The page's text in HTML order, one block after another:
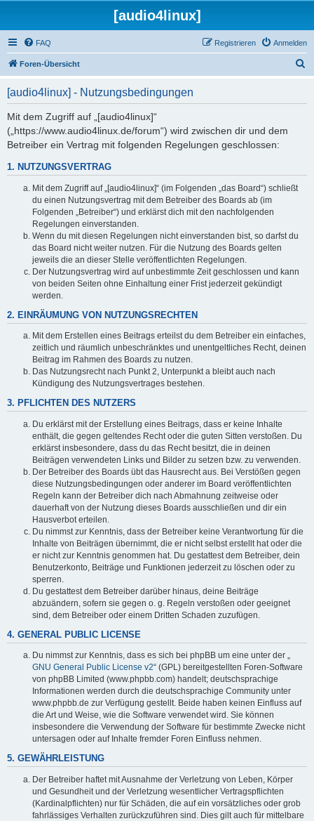
[audio4linux]
FAQ Anmelden
Registrieren
Foren-Übersicht
[audio4linux] - Nutzungsbedingungen
Mit dem Zugriff auf „[audio4linux]“
(„https://www.audio4linux.de/forum“) wird zwischen dir und dem
Betreiber ein Vertrag mit folgenden Regelungen geschlossen:
1. NUTZUNGSVERTRAG
Mit dem Zugriff auf „[audio4linux]“ (im Folgenden „das Board“) schließt
du einen Nutzungsvertrag mit dem Betreiber des Boards ab (im
Folgenden „Betreiber“) und erklärst dich mit den nachfolgenden
Regelungen einverstanden.
Wenn du mit diesen Regelungen nicht einverstanden bist, so darfst du
das Board nicht weiter nutzen. Für die Nutzung des Boards gelten
jeweils die an dieser Stelle veröffentlichten Regelungen.
Der Nutzungsvertrag wird auf unbestimmte Zeit geschlossen und kann
von beiden Seiten ohne Einhaltung einer Frist jederzeit gekündigt
werden.
2. EINRÄUMUNG VON NUTZUNGSRECHTEN
Mit dem Erstellen eines Beitrags erteilst du dem Betreiber ein einfaches,
zeitlich und räumlich unbeschränktes und unentgeltliches Recht, deinen
Beitrag im Rahmen des Boards zu nutzen.
Das Nutzungsrecht nach Punkt 2, Unterpunkt a bleibt auch nach
Kündigung des Nutzungsvertrages bestehen.
3. PFLICHTEN DES NUTZERS
Du erklärst mit der Erstellung eines Beitrags, dass er keine Inhalte
enthält, die gegen geltendes Recht oder die guten Sitten verstoßen. Du
erklärst insbesondere, dass du das Recht besitzt, die in deinen
Beiträgen verwendeten Links und Bilder zu setzen bzw. zu verwenden.
Der Betreiber des Boards übt das Hausrecht aus. Bei Verstößen gegen
diese Nutzungsbedingungen oder anderer im Board veröffentlichten
Regeln kann der Betreiber dich nach Abmahnung zeitweise oder
dauerhaft von der Nutzung dieses Boards ausschließen und dir ein
Hausverbot erteilen.
Du nimmst zur Kenntnis, dass der Betreiber keine Verantwortung für die
Inhalte von Beiträgen übernimmt, die er nicht selbst erstellt hat oder die
er nicht zur Kenntnis genommen hat. Du gestattest dem Betreiber, dein
Benutzerkonto, Beiträge und Funktionen jederzeit zu löschen oder zu
sperren.
Du gestattest dem Betreiber darüber hinaus, deine Beiträge
abzuändern, sofern sie gegen o. g. Regeln verstoßen oder geeignet
sind, dem Betreiber oder einem Dritten Schaden zuzufügen.
4. GENERAL PUBLIC LICENSE
Du nimmst zur Kenntnis, dass es sich bei phpBB um eine unter der „
GNU General Public License v2“ (GPL) bereitgestellten Foren-Software
von phpBB Limited (www.phpbb.com) handelt; deutschsprachige
Informationen werden durch die deutschsprachige Community unter
www.phpbb.de zur Verfügung gestellt. Beide haben keinen Einfluss auf
die Art und Weise, wie die Software verwendet wird. Sie können
insbesondere die Verwendung der Software für bestimmte Zwecke nicht
untersagen oder auf Inhalte fremder Foren Einfluss nehmen.
5. GEWÄHRLEISTUNG
Der Betreiber haftet mit Ausnahme der Verletzung von Leben, Körper
und Gesundheit und der Verletzung wesentlicher Vertragspflichten
(Kardinalpflichten) nur für Schäden, die auf ein vorsätzliches oder grob
fahrlässiges Verhalten zurückzuführen sind. Dies gilt auch für mittelbare